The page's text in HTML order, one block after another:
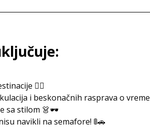
🚶‍♂️
i beskonačnih rasprava o
sa stilom 👗🕶️
navikli na semafore! 🚦🚗